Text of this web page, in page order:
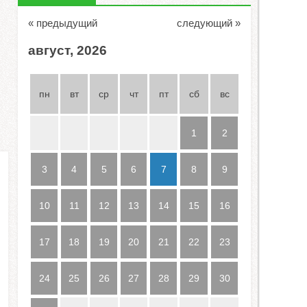
« предыдущий следующий »
август, 2026
пн вт ср чт пт сб вс
1 2
3 4 5 6 7 8 9
10 11 12 13 14 15 16
17 18 19 20 21 22 23
24 25 26 27 28 29 30